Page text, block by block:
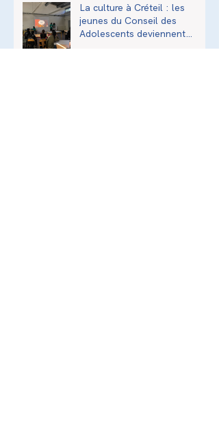
La culture à Créteil : les
jeunes du Conseil des
Adolescents deviennent